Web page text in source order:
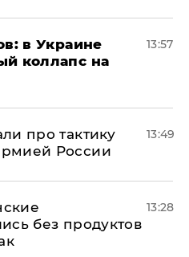
в Украине
коллапс на
13:57
про тактику
России
13:49
без продуктов
13:28